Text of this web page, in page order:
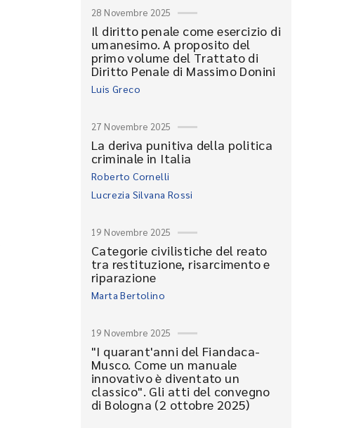
28 Novembre 2025
Il diritto penale come esercizio di
umanesimo. A proposito del
primo volume del Trattato di
Diritto Penale di Massimo Donini
Luis Greco
27 Novembre 2025
La deriva punitiva della politica
criminale in Italia
Roberto Cornelli
Lucrezia Silvana Rossi
19 Novembre 2025
Categorie civilistiche del reato
tra restituzione, risarcimento e
riparazione
Marta Bertolino
19 Novembre 2025
"I quarant'anni del Fiandaca-
Musco. Come un manuale
innovativo è diventato un
classico". Gli atti del convegno
di Bologna (2 ottobre 2025)